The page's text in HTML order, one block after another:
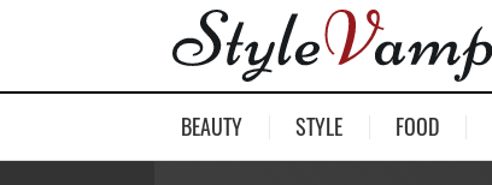
BEAUTY STYLE FOOD